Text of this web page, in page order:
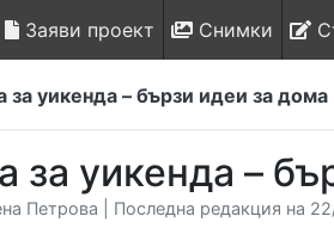
Заяви проект Снимки
за уикенда – бързи идеи за дома
за уикенда –
Петрова | Последна редакция на